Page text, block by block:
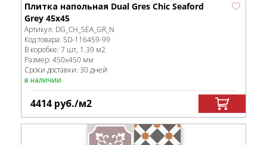
Плитка напольная Dual Gres Chic Seaford
Grey 45х45
Артикул: DG_CH_SEA_GR_N
Код товара: SD-116459-99
В коробке: 7 шт, 1.39 м2
Размер: 450x450 мм
Сроки доставки: 30 дней
в наличии
4414 руб./м2